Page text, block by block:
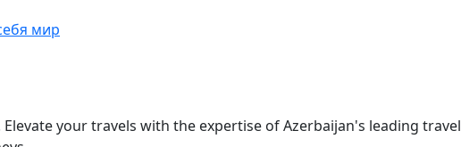
мир
your travels with the expertise of Azerbaijan's leading